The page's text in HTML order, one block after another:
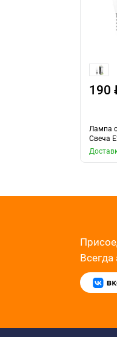
190
Лампа
Свеча